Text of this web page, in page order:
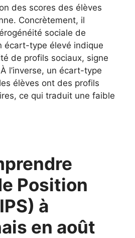
des scores des élèves
Concrètement, il
sociale de
écart-type élevé indique
de profils sociaux, signe
l’inverse, un écart-type
élèves ont des profils
ce qui traduit une faible
Position
à
en août